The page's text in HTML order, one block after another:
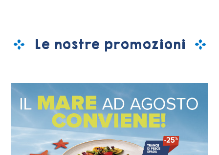
Le nostre promozioni